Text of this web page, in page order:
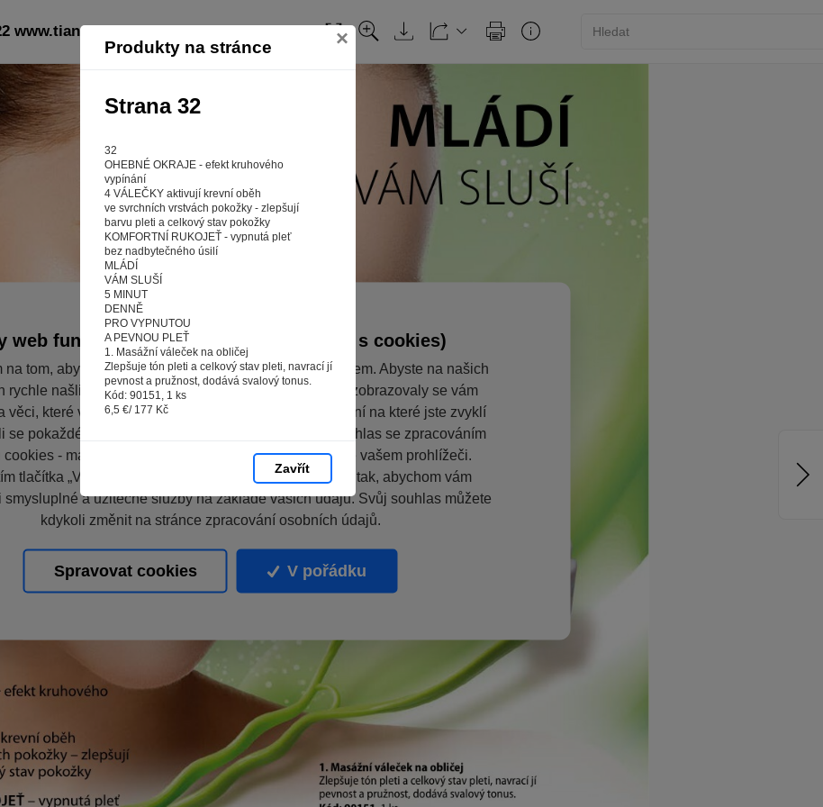
Produkty na stránce ×
Strana 32
32
OHEBNÉ OKRAJE - efekt kruhového
vypínání
4 VÁLEČKY aktivují krevní oběh
ve svrchních vrstvách pokožky - zlepšují
barvu pleti a celkový stav pokožky
KOMFORTNÍ RUKOJEŤ - vypnutá pleť
bez nadbytečného úsilí
MLÁDÍ
VÁM SLUŠÍ
5 MINUT
DENNĚ
PRO VYPNUTOU
A PEVNOU PLEŤ
1. Masážní váleček na obličej
Zlepšuje tón pleti a celkový stav pleti, navrací jí
pevnost a pružnost, dodává svalový tonus.
Kód: 90151, 1 ks
6,5 €/ 177 Kč
Zavřít
www.tiandefm.cz: strana 32
web fungoval tak, jak ho znáte (souhlas s cookies)
na tom, aby pro vás nakupování bylo co nejlepší zážitkem. Abyste na našich
rychle našli to, co hledáte, ušetřili spoustu klikání a nezobrazovaly se vám
věci, které vás nezajímají. Abyste web viděli v zobrazení na které jste zvyklí
se pokaždé přihlašovat. Proto od vás potřebujeme souhlas se zpracováním
cookies - malých souborů, které se dočasně ukládají ve vašem prohlížeči.
tlačítka „V pořádku“ souhlasíte s nastavením cookies tak, abychom vám
smysluplné a užitečné služby na základě vašich údajů. Svůj souhlas můžete
kdykoli změnit na stránce zpracování osobních údajů.
Spravovat cookies V pořádku